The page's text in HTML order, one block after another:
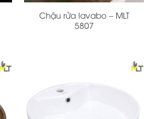
Chậu rửa lavabo – MLT
5807